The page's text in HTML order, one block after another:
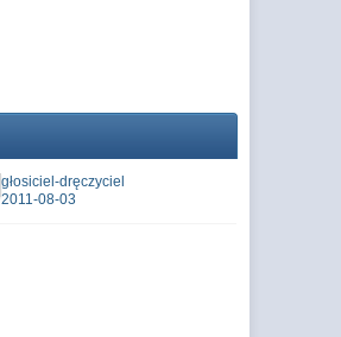
głosiciel-dręczyciel
2011-08-03